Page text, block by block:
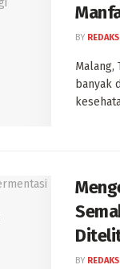
BY
Malang,
banyak
BY